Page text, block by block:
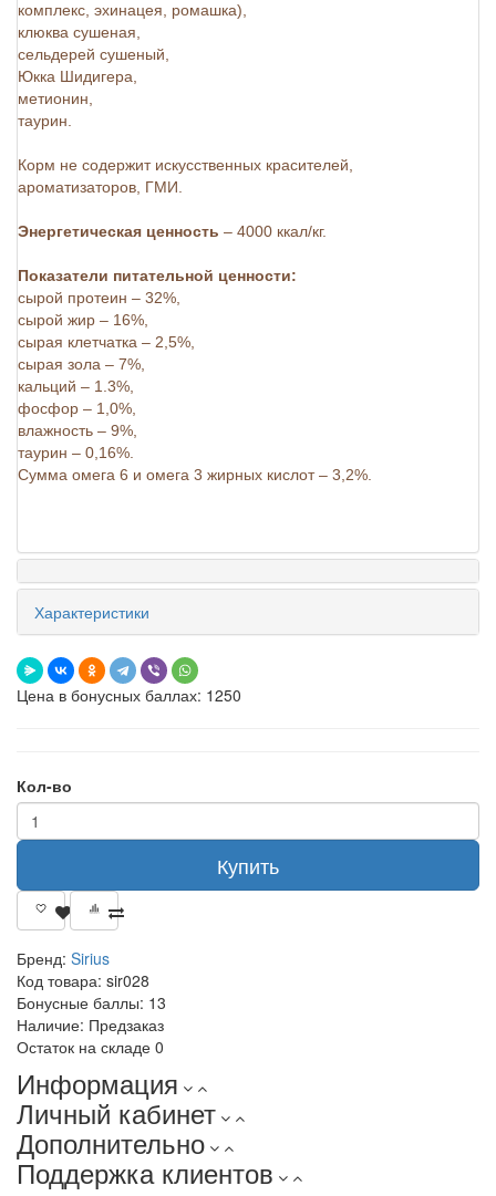
комплекс, эхинацея, ромашка),
клюква сушеная,
сельдерей сушеный,
Юкка Шидигера,
метионин,
таурин.
Корм не содержит искусственных красителей,
ароматизаторов, ГМИ.
Энергетическая ценность – 4000 ккал/кг.
Показатели питательной ценности:
сырой протеин – 32%,
сырой жир – 16%,
сырая клетчатка – 2,5%,
сырая зола – 7%,
кальций – 1.3%,
фосфор – 1,0%,
влажность – 9%,
таурин – 0,16%.
Сумма омега 6 и омега 3 жирных кислот – 3,2%.
Характеристики
Цена в бонусных баллах: 1250
Кол-во
Купить
Бренд: Sirius
Код товара: sir028
Бонусные баллы: 13
Наличие: Предзаказ
Остаток на складе 0
Информация
Личный кабинет
Дополнительно
Поддержка клиентов